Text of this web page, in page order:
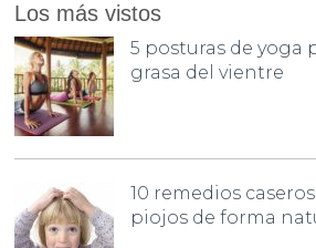
Los más vistos
5 posturas de yoga
grasa del vientre
10 remedios
piojos de forma